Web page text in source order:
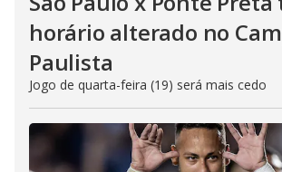
horário alterado no
Paulista
Jogo de quarta-feira (19) será mais cedo